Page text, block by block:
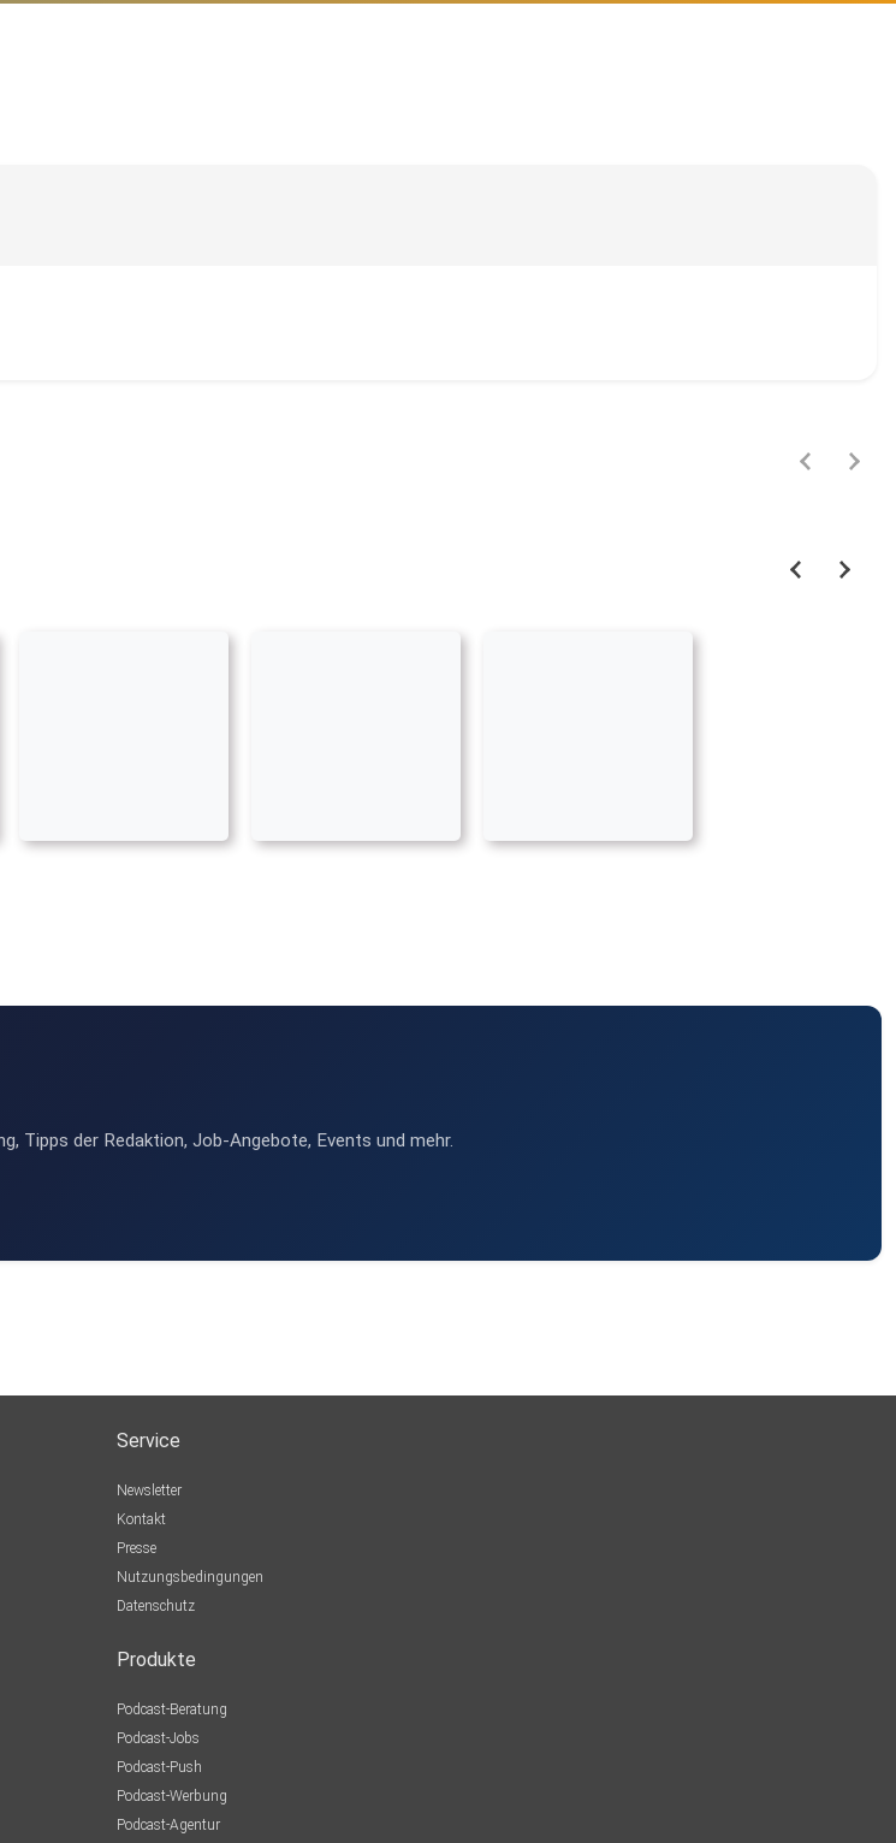
Tipps der Redaktion, Job-Angebote, Events und mehr.
Service
Newsletter
Kontakt
Presse
Nutzungsbedingungen
Datenschutz
Produkte
Podcast-Beratung
Podcast-Jobs
Podcast-Push
Podcast-Werbung
Podcast-Agentur